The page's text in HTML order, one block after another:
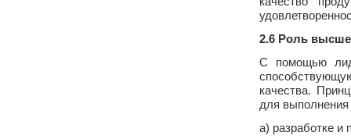
2.6 Роль
С помощью
качества.
для
а) разработке и